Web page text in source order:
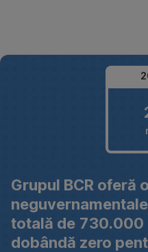
21
2020
Grupul BCR oferă
totală de 730.000
dobândă zero